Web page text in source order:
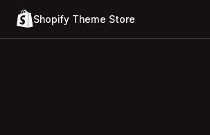
Shopify Theme Store